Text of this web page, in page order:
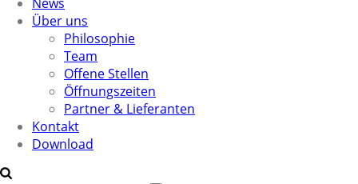
Über uns
Philosophie
Team
Offene Stellen
Öffnungszeiten
Partner & Lieferanten
Kontakt
Download